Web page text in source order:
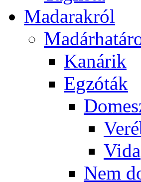
Madarakról
Kanárik
Egzóták
Vida
Nem